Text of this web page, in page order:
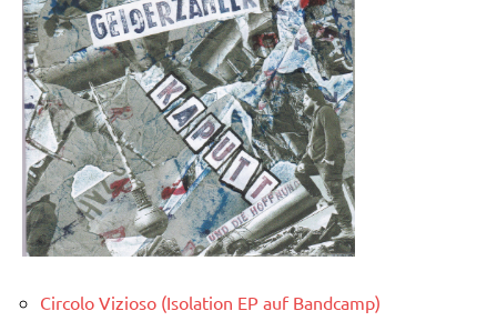
Circolo Vizioso (Isolation EP auf Bandcamp)